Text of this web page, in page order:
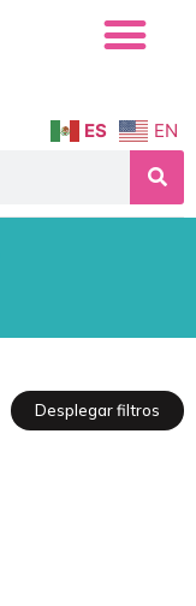
ES EN
Desplegar filtros